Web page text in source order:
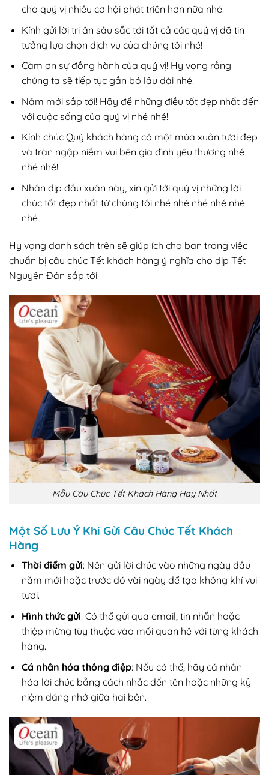
cho quý vị nhiều cơ hội phát triển hơn nữa nhé!
Kính gửi lời tri ân sâu sắc tới tất cả các quý vị đã tin
tưởng lựa chọn dịch vụ của chúng tôi nhé!
Cảm ơn sự đồng hành của quý vị! Hy vọng rằng
chúng ta sẽ tiếp tục gắn bó lâu dài nhé!
Năm mới sắp tới! Hãy để những điều tốt đẹp nhất đến
với cuộc sống của quý vị nhé nhé!
Kính chúc Quý khách hàng có một mùa xuân tươi đẹp
và tràn ngập niềm vui bên gia đình yêu thương nhé
nhé nhé!
Nhân dịp đầu xuân này, xin gửi tới quý vị những lời
chúc tốt đẹp nhất từ chúng tôi nhé nhé nhé nhé nhé
nhé !
Hy vọng danh sách trên sẽ giúp ích cho bạn trong việc
chuẩn bị câu chúc Tết khách hàng ý nghĩa cho dịp Tết
Nguyên Đán sắp tới!
Mẫu Câu Chúc Tết Khách Hàng Hay Nhất
Một Số Lưu Ý Khi Gửi Câu Chúc Tết Khách
Hàng
Thời điểm gửi: Nên gửi lời chúc vào những ngày đầu
năm mới hoặc trước đó vài ngày để tạo không khí vui
tươi.
Hình thức gửi: Có thể gửi qua email, tin nhắn hoặc
thiệp mừng tùy thuộc vào mối quan hệ với từng khách
hàng.
Cá nhân hóa thông điệp: Nếu có thể, hãy cá nhân
hóa lời chúc bằng cách nhắc đến tên hoặc những kỷ
niệm đáng nhớ giữa hai bên.